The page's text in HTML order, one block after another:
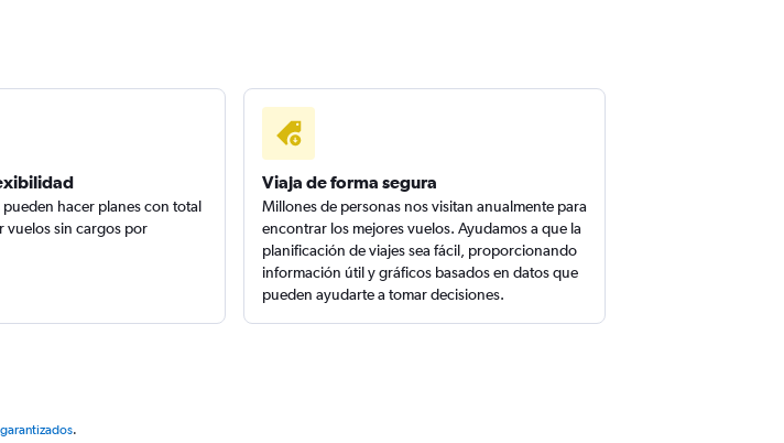
hacer planes con total
vuelos sin cargos por
Viaja de forma segura
Millones de personas nos visitan anualmente para
encontrar los mejores vuelos. Ayudamos a que la
planificación de viajes sea fácil, proporcionando
información útil y gráficos basados en datos que
pueden ayudarte a tomar decisiones.
.